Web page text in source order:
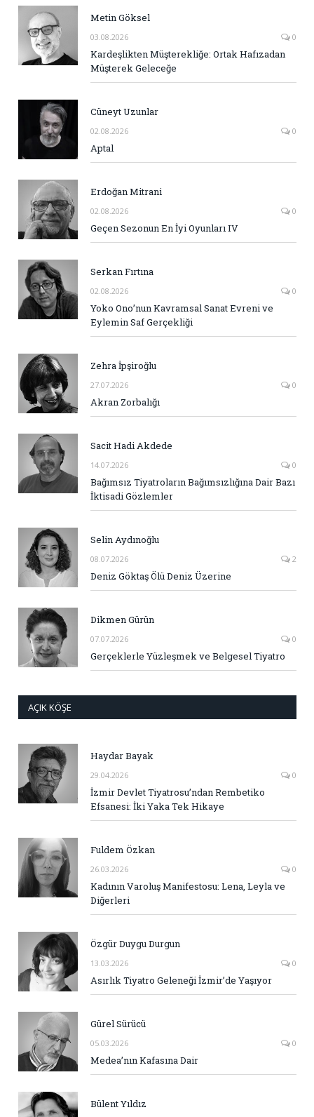
Metin Göksel
03.08.2026 0
Kardeşlikten Müşterekliğe: Ortak Hafızadan
Müşterek Geleceğe
Cüneyt Uzunlar
02.08.2026 0
Aptal
Erdoğan Mitrani
02.08.2026 0
Geçen Sezonun En İyi Oyunları IV
Serkan Fırtına
02.08.2026 0
Yoko Ono’nun Kavramsal Sanat Evreni ve
Eylemin Saf Gerçekliği
Zehra İpşiroğlu
27.07.2026 0
Akran Zorbalığı
Sacit Hadi Akdede
14.07.2026 0
Bağımsız Tiyatroların Bağımsızlığına Dair Bazı
İktisadi Gözlemler
Selin Aydınoğlu
08.07.2026 2
Deniz Göktaş Ölü Deniz Üzerine
Dikmen Gürün
07.07.2026 0
Gerçeklerle Yüzleşmek ve Belgesel Tiyatro
AÇIK KÖŞE
Haydar Bayak
29.04.2026 0
İzmir Devlet Tiyatrosu’ndan Rembetiko
Efsanesi: İki Yaka Tek Hikaye
Fuldem Özkan
26.03.2026 0
Kadının Varoluş Manifestosu: Lena, Leyla ve
Diğerleri
Özgür Duygu Durgun
13.03.2026 0
Asırlık Tiyatro Geleneği İzmir’de Yaşıyor
Gürel Sürücü
05.03.2026 0
Medea’nın Kafasına Dair
Bülent Yıldız